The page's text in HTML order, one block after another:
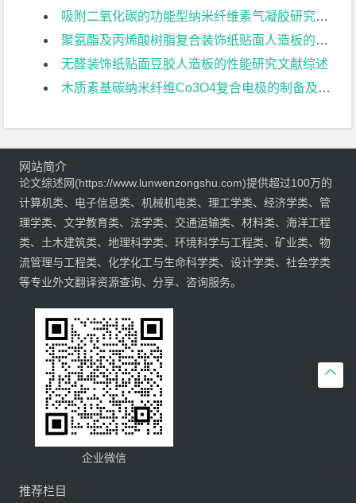
吸附二氧化碳的功能型纳米纤维素气凝胶研究文献综述
聚氨酯及丙烯酸树脂复合装饰纸贴面人造板的工艺研究文献综述
无醛装饰纸贴面豆胶人造板的性能研究文献综述
木质素基碳纳米纤维Co3O4复合电极的制备及其电化学性能研究文献综述

网站简介
论文综述网(https://www.lunwenzongshu.com)提供超过100万的
计算机类、电子信息类、机械机电类、理工学类、经济学类、管
理学类、文学教育类、法学类、交通运输类、材料类、海洋工程
类、土木建筑类、地理科学类、环境科学与工程类、矿业类、物
流管理与工程类、化学化工与生命科学类、设计学类、社会学类
等专业外文翻译资源查询、分享、咨询服务。
企业微信
推荐栏目